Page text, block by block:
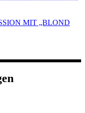
MIT „BLOND